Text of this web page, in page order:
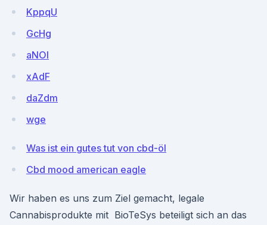
KppqU
GcHg
aNOl
xAdF
daZdm
wge
Was ist ein gutes tut von cbd-öl
Cbd mood american eagle
Wir haben es uns zum Ziel gemacht, legale
Cannabisprodukte mit BioTeSys beteiligt sich an das